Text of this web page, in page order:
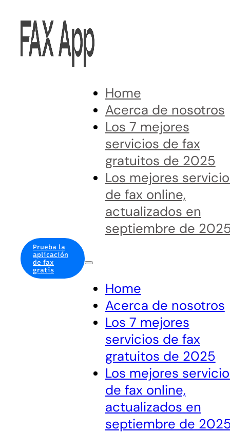
Prueba la
aplicación
de fax
gratis
Home
Acerca de nosotros
Los 7 mejores
servicios de fax
gratuitos de 2025
Los mejores
de fax online,
actualizados en
septiembre de
Home
Acerca de nosotros
Los 7 mejores
servicios de fax
gratuitos de 2025
Los mejores
de fax online,
actualizados en
septiembre de